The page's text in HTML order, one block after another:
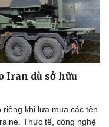
nghệ
điệu
Công nghệ
đổi số
Iran dù sở hữu
khi lựa mua các tên
Thực tế, công nghệ